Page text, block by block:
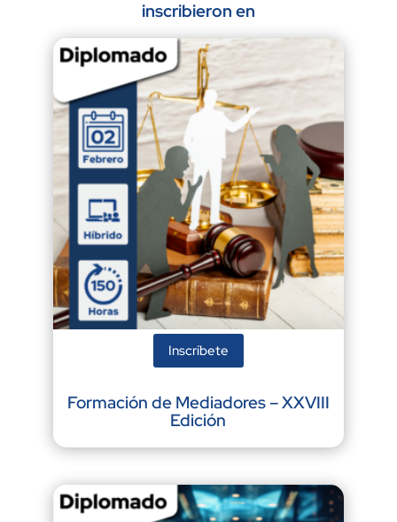
inscribieron en
Inscríbete
Formación de Mediadores – XXVIII
Edición